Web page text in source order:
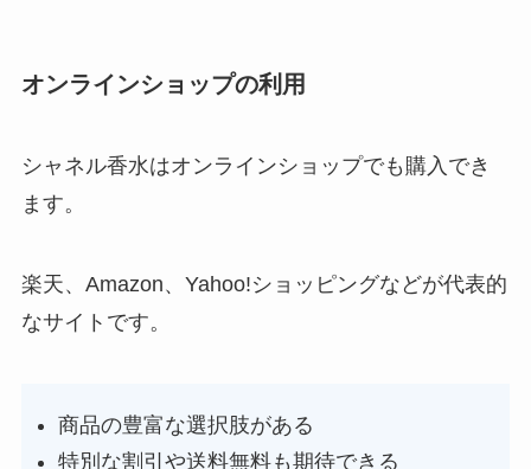
オンラインショップの利用
シャネル香水はオンラインショップでも購入でき
ます。
楽天、Amazon、Yahoo!ショッピングなどが代表的
なサイトです。
商品の豊富な選択肢がある
特別な割引や送料無料も期待できる